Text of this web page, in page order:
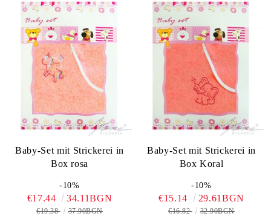
Baby-Set mit Strickerei in
Box rosa
-10%
€17.44 34.11BGN
€19.38 37.90BGN
Baby-Set mit Strickerei in
Box Koral
-10%
€15.14 29.61BGN
€16.82 32.90BGN